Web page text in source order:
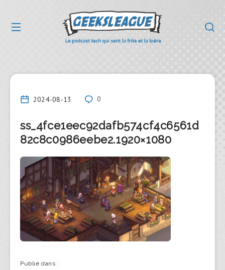
2024-08-13 0
ss_4fce1eec92dafb574cf4c6561d
82c8c0986eebe2.1920×1080
Publié dans :